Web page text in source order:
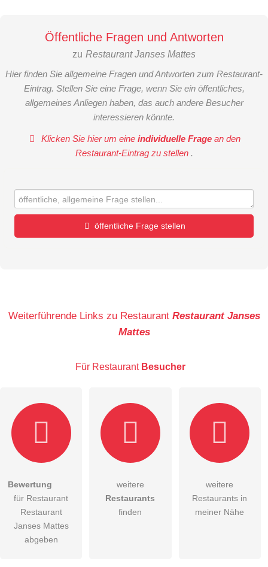
Öffentliche Fragen und Antworten
zu Restaurant Janses Mattes
Hier finden Sie allgemeine Fragen und Antworten zum Restaurant-
Eintrag. Stellen Sie eine Frage, wenn Sie ein öffentliches,
allgemeines Anliegen haben, das auch andere Besucher
interessieren könnte.
Klicken Sie hier um eineindividuelle Frage an den
Restaurant-Eintrag zu stellen .
öffentliche Frage stellen
Die Datenschutzerklärunghabe ich zur Kenntnis genommen.
öffentliche Frage stellen
Weiterführende Links zu Restaurant Restaurant Janses
Mattes
Für Restaurant Besucher
Bewertung
für Restaurant
Restaurant
Janses Mattes
abgeben
weitere
Restaurants
finden
weitere
Restaurants in
meiner Nähe